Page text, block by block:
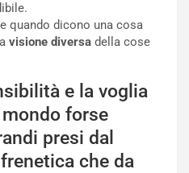
e quando dicono una cosa
visione diversa della cose
e la voglia
forse
presi dal
che da